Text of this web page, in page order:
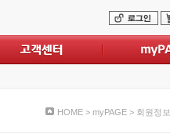
HOME > myPAGE > 회원정보